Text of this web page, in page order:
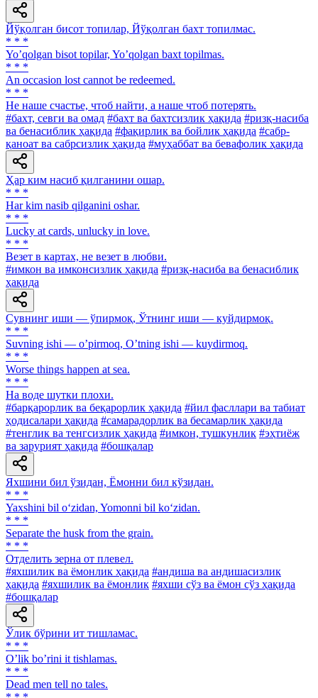
Йўқолган бисот топилар, Йўқолган бахт топилмас.
* * *
Yoʼqolgan bisot topilar, Yoʼqolgan baxt topilmas.
* * *
An occasion lost cannot be redeemed.
* * *
He наше счастье, чтоб найти, а наше чтоб потерять.
#бахт, севги ва омад #бахт ва бахтсизлик ҳақида #ризқ-насиба
ва бенасиблик ҳақида #фақирлик ва бойлик ҳақида #сабр-
қаноат ва сабрсизлик ҳақида #муҳаббат ва бевафолик ҳақида
Ҳар ким насиб қилганини ошар.
* * *
Har kim nasib qilganini oshar.
* * *
Lucky at cards, unlucky in love.
* * *
Везет в картах, не везет в любви.
#имкон ва имконсизлик ҳақида #ризқ-насиба ва бенасиблик
ҳақида
Сувнинг иши — ўпирмоқ, Ўтнинг иши — куйдирмоқ.
* * *
Suvning ishi — oʼpirmoq, Oʼtning ishi — kuydirmoq.
* * *
Worse things happen at sea.
* * *
Ha воде шутки плохи.
#барқарорлик ва беқарорлик ҳақида #йил фасллари ва табиат
ҳодисалари ҳақида #самарадорлик ва бесамарлик ҳақида
#тенглик ва тенгсизлик ҳақида #имкон, тушкунлик #эҳтиёж
ва зарурият ҳақида #бошқалар
Яхшини бил ўзидан, Ёмонни бил кўзидан.
* * *
Yaxshini bil o‘zidan, Yomonni bil ko‘zidan.
* * *
Separate the husk from the grain.
* * *
Отделить зерна от плевел.
#яхшилик ва ёмонлик ҳақида #андиша ва андишасизлик
ҳақида #яхшилик ва ёмонлик #яхши сўз ва ёмон сўз ҳақида
#бошқалар
Ўлик бўрини ит тишламас.
* * *
Oʼlik boʼrini it tishlamas.
* * *
Dead men tell no tales.